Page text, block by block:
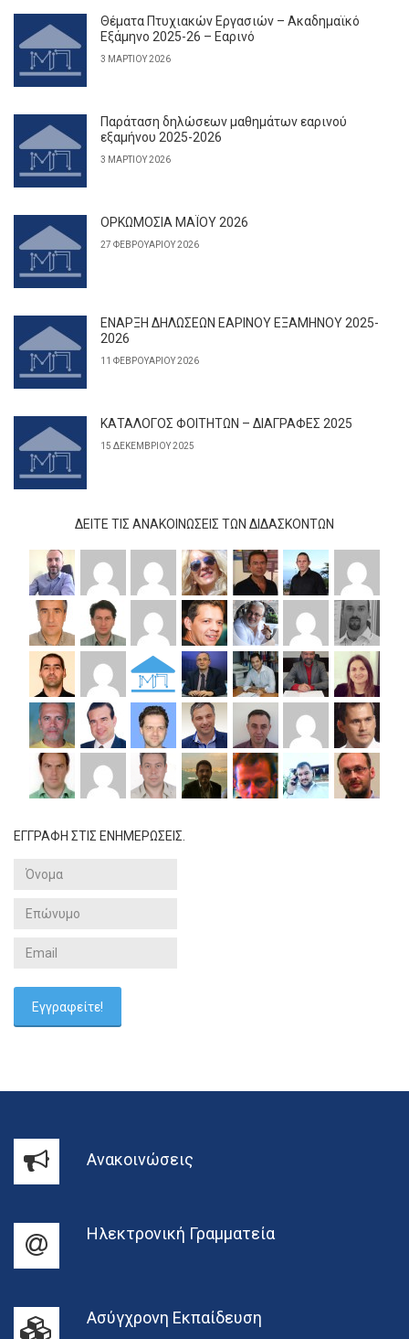
Θέματα Πτυχιακών Εργασιών – Ακαδημαϊκό
Εξάμηνο 2025-26 – Εαρινό
3 ΜΑΡΤΊΟΥ 2026
Παράταση δηλώσεων μαθημάτων εαρινού
εξαμήνου 2025-2026
3 ΜΑΡΤΊΟΥ 2026
ΟΡΚΩΜΟΣΙΑ ΜΑΪΟΥ 2026
27 ΦΕΒΡΟΥΑΡΊΟΥ 2026
ΕΝΑΡΞΗ ΔΗΛΩΣΕΩΝ ΕΑΡΙΝΟΥ ΕΞΑΜΗΝΟΥ 2025-
2026
11 ΦΕΒΡΟΥΑΡΊΟΥ 2026
ΚΑΤΑΛΟΓΟΣ ΦΟΙΤΗΤΩΝ – ΔΙΑΓΡΑΦΕΣ 2025
15 ΔΕΚΕΜΒΡΊΟΥ 2025
ΔΕΊΤΕ ΤΙΣ ΑΝΑΚΟΙΝΏΣΕΙΣ ΤΩΝ ΔΙΔΆΣΚΟΝΤΩΝ
ΕΓΓΡΑΦΗ ΣΤΙΣ ΕΝΗΜΕΡΩΣΕΙΣ.
Ανακοινώσεις
Ηλεκτρονική Γραμματεία
Ασύγχρονη Εκπαίδευση